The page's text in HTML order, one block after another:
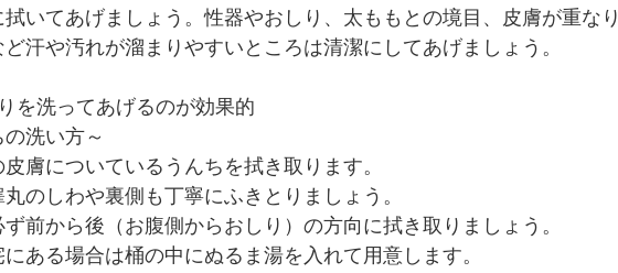
いてあげましょう。性器やおしり、太ももとの境目、皮膚が重なり
汗や汚れが溜まりやすいところは清潔にしてあげましょう。
を洗ってあげるのが効果的
洗い方～
膚についているうんちを拭き取ります。
のしわや裏側も丁寧にふきとりましょう。
から後（お腹側からおしり）の方向に拭き取りましょう。
ある場合は桶の中にぬるま湯を入れて用意します。